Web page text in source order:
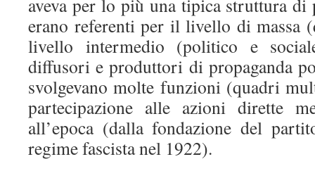
aveva per lo più una tipica struttura
erano referenti per il livello di massa
livello intermedio (politico e
diffusori e produttori di propaganda
svolgevano molte funzioni (quadri
partecipazione alle azioni dirette
all’epoca (dalla fondazione del
regime fascista nel 1922).